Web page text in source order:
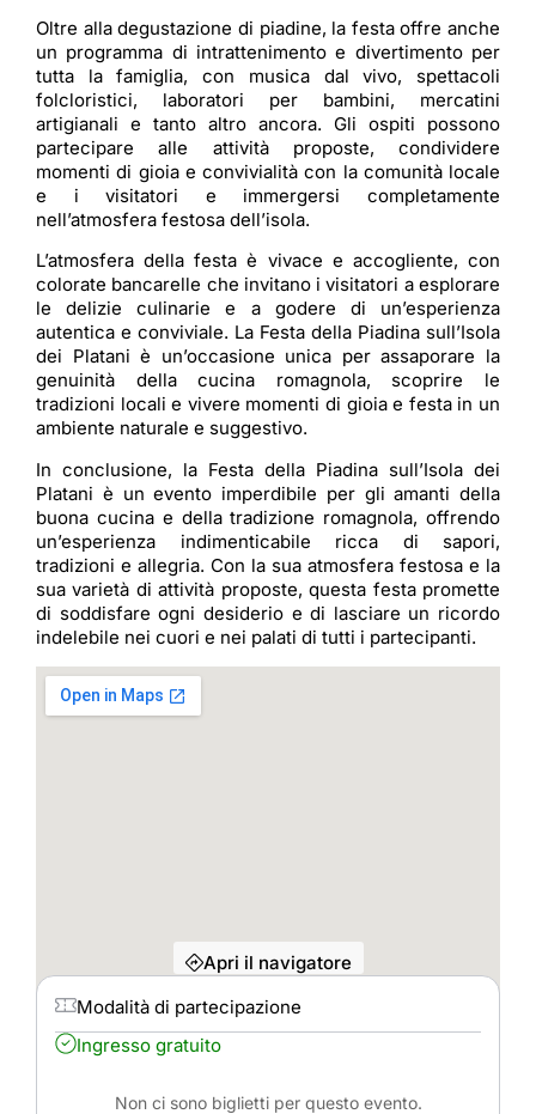
Oltre alla degustazione di piadine, la festa offre anche
un programma di intrattenimento e divertimento per
tutta la famiglia, con musica dal vivo, spettacoli
folcloristici, laboratori per bambini, mercatini
artigianali e tanto altro ancora. Gli ospiti possono
partecipare alle attività proposte, condividere
momenti di gioia e convivialità con la comunità locale
e i visitatori e immergersi completamente
nell’atmosfera festosa dell’isola.
L’atmosfera della festa è vivace e accogliente, con
colorate bancarelle che invitano i visitatori a esplorare
le delizie culinarie e a godere di un’esperienza
autentica e conviviale. La Festa della Piadina sull’Isola
dei Platani è un’occasione unica per assaporare la
genuinità della cucina romagnola, scoprire le
tradizioni locali e vivere momenti di gioia e festa in un
ambiente naturale e suggestivo.
In conclusione, la Festa della Piadina sull’Isola dei
Platani è un evento imperdibile per gli amanti della
buona cucina e della tradizione romagnola, offrendo
un’esperienza indimenticabile ricca di sapori,
tradizioni e allegria. Con la sua atmosfera festosa e la
sua varietà di attività proposte, questa festa promette
di soddisfare ogni desiderio e di lasciare un ricordo
indelebile nei cuori e nei palati di tutti i partecipanti.
Apri il navigatore
Modalità di partecipazione
Ingresso gratuito
Non ci sono biglietti per questo evento.